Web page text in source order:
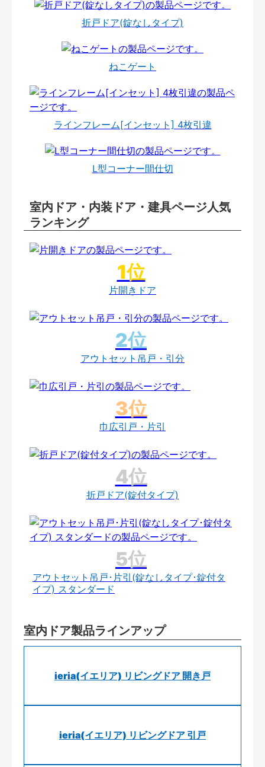
折戸ドア(錠なしタイプ)
ねこゲート
ラインフレーム[インセット] 4枚引違
L型コーナー間仕切
室内ドア・内装ドア・建具ページ人気
ランキング
片開きドア
アウトセット吊戸・引分
巾広引戸・片引
折戸ドア(錠付タイプ)
アウトセット吊戸･片引(錠なしタイプ･錠付タ
イプ) スタンダード
室内ドア製品ラインアップ
ieria(イエリア) リビングドア 開き戸
ieria(イエリア) リビングドア 引戸